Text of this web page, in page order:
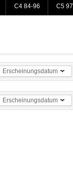
C4 84-96 C5
Erscheinungsdatum
Erscheinungsdatum